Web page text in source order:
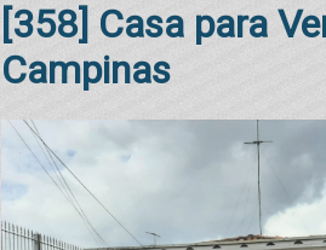
[358] Casa para
Campinas